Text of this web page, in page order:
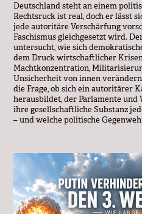
Deutschland steht an einem
Rechtsruck ist real, doch er lässt
jede autoritäre Verschärfung
Faschismus gleichgesetzt wird.
untersucht, wie sich
dem Druck wirtschaftlicher
Machtkonzentration,
Unsicherheit von innen
die Frage, ob sich ein autoritärer
herausbildet, der Parlamente und
ihre gesellschaftliche Substanz
– und welche politische